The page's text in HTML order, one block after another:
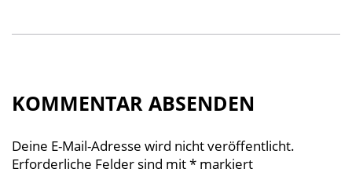
KOMMENTAR ABSENDEN
Deine E-Mail-Adresse wird nicht veröffentlicht.
Erforderliche Felder sind mit* markiert